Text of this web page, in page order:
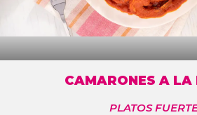
CAMARONES A
PLATOS